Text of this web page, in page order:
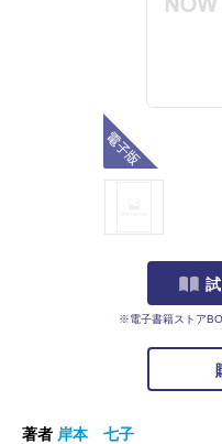
※電子書籍ストア
著者 岸本 七子